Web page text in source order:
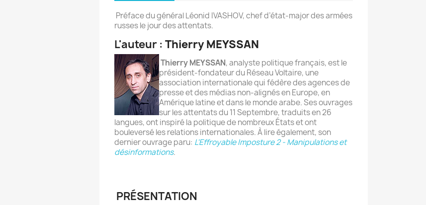
Préface du général Léonid IVASHOV, chef d’état-major des armées
russes le jour des attentats.
L'auteur : Thierry MEYSSAN
Thierry MEYSSAN, analyste politique français, est le
président-fondateur du Réseau Voltaire, une
association internationale qui fédère des agences de
presse et des médias non-alignés en Europe, en
Amérique latine et dans le monde arabe. Ses ouvrages
sur les attentats du 11 Septembre, traduits en 26
langues, ont inspiré la politique de nombreux États et ont
bouleversé les relations internationales. À lire également, son
dernier ouvrage paru: L'Effroyable Imposture 2 - Manipulations et
désinformations.
PRÉSENTATION